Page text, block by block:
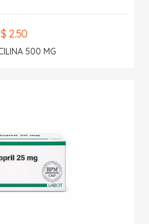
$ 2.50
500 MG